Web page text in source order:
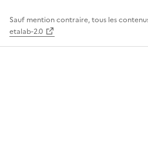
Sauf mention contraire, tous les
etalab-2.0